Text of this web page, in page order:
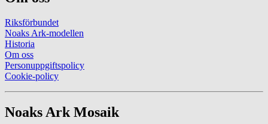
Riksförbundet
Noaks Ark-modellen
Historia
Om oss
Personuppgiftspolicy
Cookie-policy
Noaks Ark Mosaik